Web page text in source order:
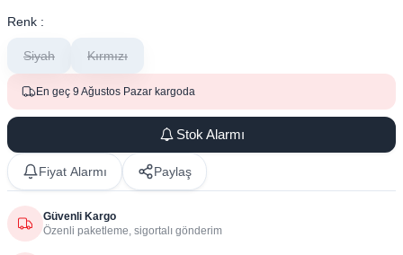
Renk :
Siyah Kırmızı
En geç 9 Ağustos Pazar kargoda
Stok Alarmı
Fiyat Alarmı Paylaş
Güvenli Kargo
Özenli paketleme, sigortalı gönderim